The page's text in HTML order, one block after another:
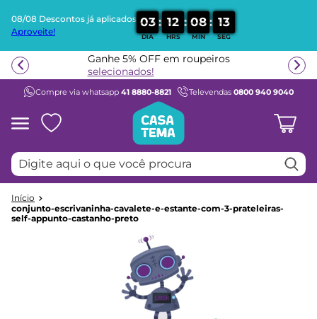
08/08 Descontos já aplicados
Aproveite!
03
DIA
: 12
HRS
: 08
MIN
: 13
SEG
Ganhe 5% OFF em roupeiros
selecionados!
Compre via whatsapp 41 8880-8821 Televendas 0800 940 9040
Digite aqui o que você procura
conjunto-escrivaninha-cavalete-e-estante-com-3-prateleiras-
self-appunto-castanho-preto
1º
guarda roupa
3º
aria
º
escrivaninha
6º
treliche
7º
petit